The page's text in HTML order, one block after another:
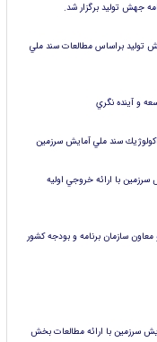
جهش توليد برگزار شد.
توليد براساس مطالعات سند ملي
سند ملي آمايش سرزمين
با ارائه خروجي اوليه
سازمان برنامه و بودجه كشور
سرزمين با ارائه مطالعات بخش